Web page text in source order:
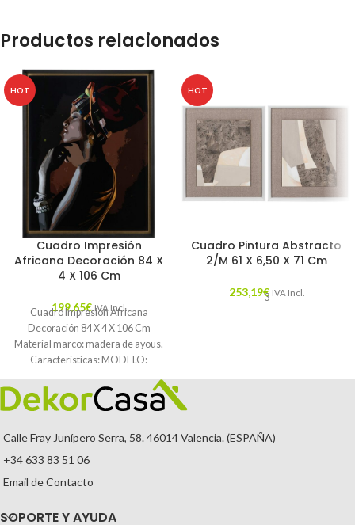
Productos relacionados
HOT
Cuadro Impresión
Africana Decoración 84 X
4 X 106 Cm
199,65€ IVA Incl.
Cuadro Impresión Africana
Decoración 84 X 4 X 106 Cm
Material marco: madera de ayous.
Características: MODELO:
AFRICANA TEMPORADA:
CATÁLOGO
HOT
Cuadro Pintura Abstracto
2/M 61 X 6,50 X 71 Cm
253,19€ IVA Incl.
3
Calle Fray Junípero Serra, 58. 46014 Valencia. (ESPAÑA)
+34 633 83 51 06
Email de Contacto
SOPORTE Y AYUDA